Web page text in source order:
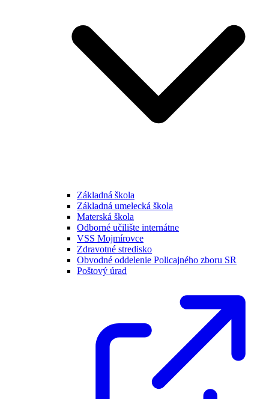
Základná škola
Základná umelecká škola
Materská škola
Odborné učilište internátne
VSS Mojmírovce
Zdravotné stredisko
Obvodné oddelenie Policajného zboru SR
Poštový úrad